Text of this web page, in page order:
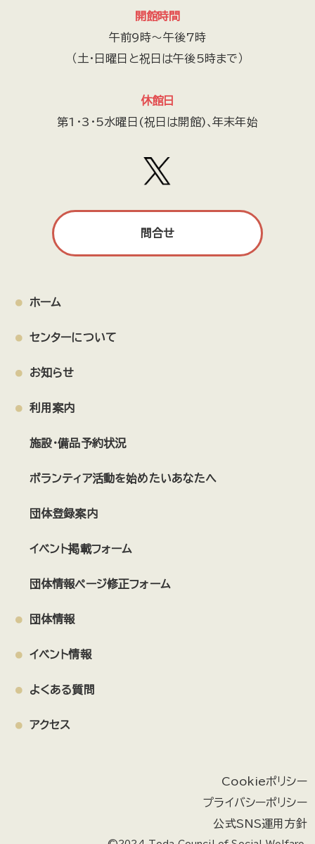
開館時間
午前9時～午後7時
（土・日曜日と祝日は午後5時まで）
休館日
第1・3・5水曜日(祝日は開館)､年末年始
問合せ
ホーム
センターについて
お知らせ
利用案内
施設・備品予約状況
ボランティア活動を始めたいあなたへ
団体登録案内
イベント掲載フォーム
団体情報ページ修正フォーム
団体情報
イベント情報
よくある質問
アクセス
Cookieポリシー
プライバシーポリシー
公式SNS運用方針